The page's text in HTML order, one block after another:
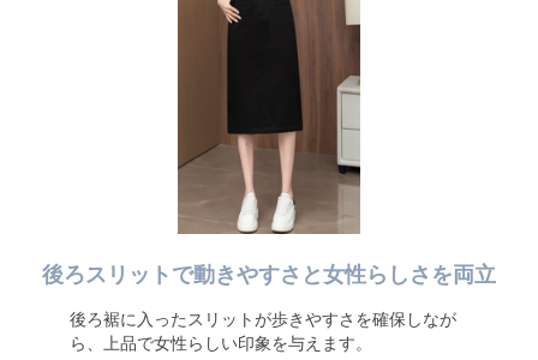
後ろスリットで動きやすさと女性らしさを両立
後ろ裾に入ったスリットが歩きやすさを確保しなが
ら、上品で女性らしい印象を与えます。